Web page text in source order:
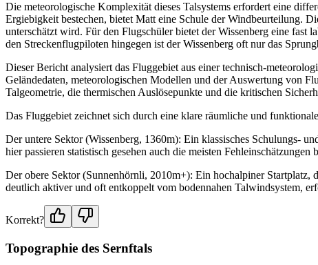
Die meteorologische Komplexität dieses Talsystems erfordert eine
Ergiebigkeit bestechen, bietet Matt eine Schule der Windbeurteilung.
unterschätzt wird. Für den Flugschüler bietet der Wissenberg eine
den Streckenflugpiloten hingegen ist der Wissenberg oft nur das
Dieser Bericht analysiert das Fluggebiet aus einer technisch-
Geländedaten, meteorologischen Modellen und der Auswertung von
Talgeometrie, die thermischen Auslösepunkte und die kritischen
Das Fluggebiet zeichnet sich durch eine klare räumliche und
Der untere Sektor (Wissenberg, 1360m): Ein klassisches Schulungs-
hier passieren statistisch gesehen auch die meisten
Der obere Sektor (Sunnenhörnli, 2010m+): Ein hochalpiner
deutlich aktiver und oft entkoppelt vom bodennahen Talwindsystem,
Korrekt?
Topographie des Sernftals